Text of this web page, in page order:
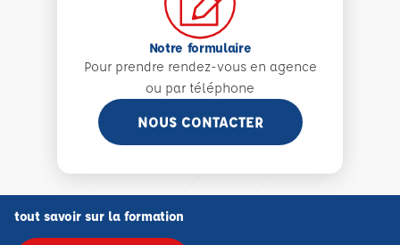
Notre formulaire
Pour prendre rendez-vous en agence
ou par téléphone
NOUS CONTACTER
tout savoir sur la formation